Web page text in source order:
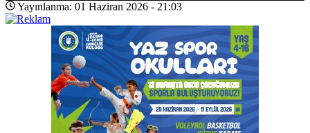
Yayınlanma: 01 Haziran 2026 - 21:03